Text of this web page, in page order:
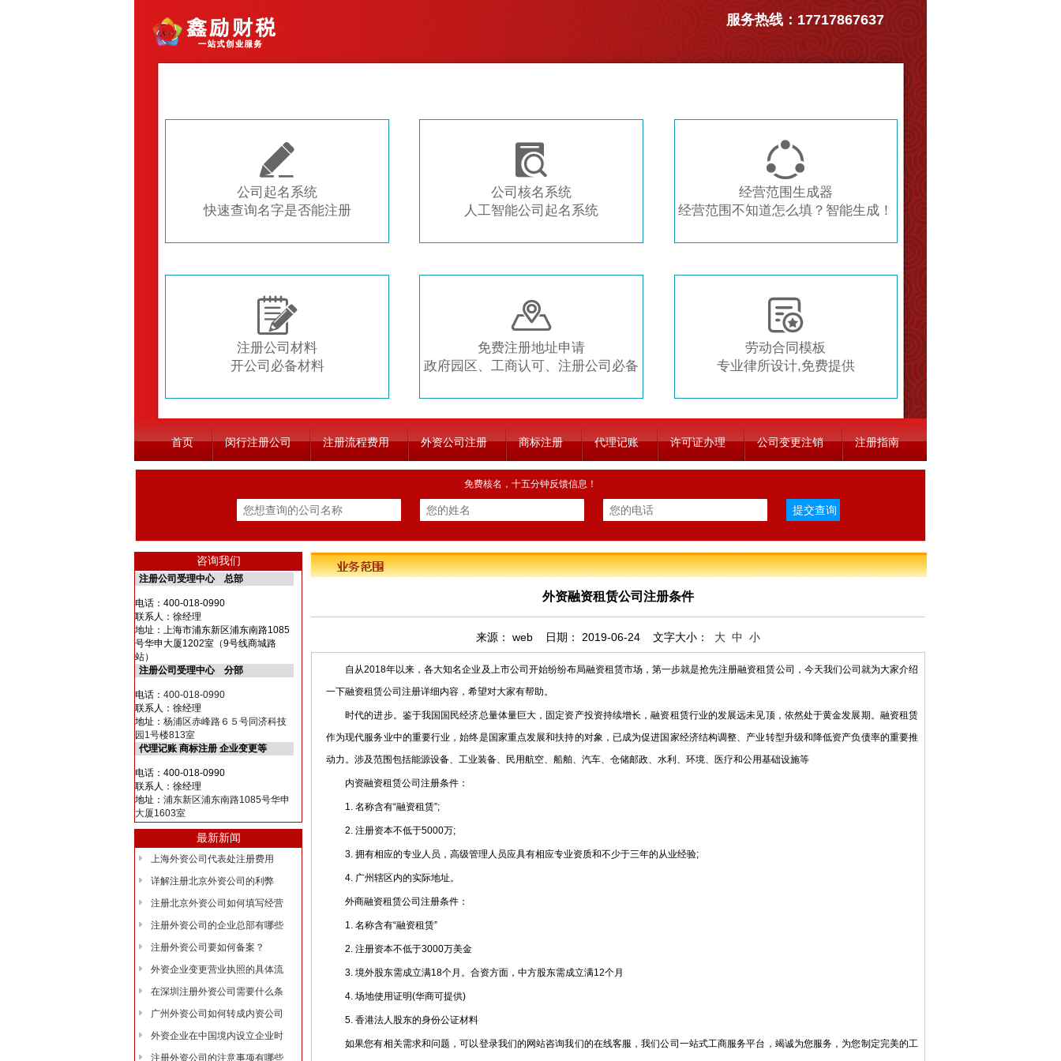

公司起名系统
快速查询名字是否能注册

公司核名系统
人工智能公司起名系统

经营范围生成器
经营范围不知道怎么填？智能生成！

注册公司材料
开公司必备材料

免费注册地址申请
政府园区、工商认可、注册公司必备

劳动合同模板
专业律所设计,免费提供
服务热线：17717867637
首页 闵行注册公司 注册流程费用 外资公司注册 商标注册 代理记账 许可证办理 公司变更注销 注册指南
免费核名，十五分钟反馈信息！
咨询我们
注册公司受理中心 总部
电话： 400-018-0990
联系人：徐经理
地址：上海市浦东新区浦东南路1085
号华申大厦1202室（9号线商城路
站）
注册公司受理中心 分部
电话： 400-018-0990
联系人：徐经理
地址： 杨浦区赤峰路６５号同济科技
园1号楼813室
代理记账 商标注册 企业变更等
电话：400-018-0990
联系人：徐经理
地址： 浦东新区浦东南路1085号华申
大厦1603室
最新新闻
上海外资公司代表处注册费用
详解注册北京外资公司的利弊
注册北京外资公司如何填写经营
注册外资公司的企业总部有哪些
注册外资公司要如何备案？
外资企业变更营业执照的具体流
在深圳注册外资公司需要什么条
广州外资公司如何转成内资公司
外资企业在中国境内设立企业时
注册外资公司的注意事项有哪些
外资融资租赁公司注册条件
来源： web 日期： 2019-06-24 文字大小： 大 中 小
自从2018年以来，各大知名企业及上市公司开始纷纷布局融资租赁市场，第一步就是抢先注册融资租赁公司，今天我们公司就为大家介绍
一下融资租赁公司注册详细内容，希望对大家有帮助。
时代的进步。鉴于我国国民经济总量体量巨大，固定资产投资持续增长，融资租赁行业的发展远未见顶，依然处于黄金发展期。融资租赁
作为现代服务业中的重要行业，始终是国家重点发展和扶持的对象，已成为促进国家经济结构调整、产业转型升级和降低资产负债率的重要推
动力。涉及范围包括能源设备、工业装备、民用航空、船舶、汽车、仓储邮政、水利、环境、医疗和公用基础设施等
内资融资租赁公司注册条件：
1. 名称含有“融资租赁”;
2. 注册资本不低于5000万;
3. 拥有相应的专业人员，高级管理人员应具有相应专业资质和不少于三年的从业经验;
4. 广州辖区内的实际地址。
外商融资租赁公司注册条件：
1. 名称含有“融资租赁”
2. 注册资本不低于3000万美金
3. 境外股东需成立满18个月。合资方面，中方股东需成立满12个月
4. 场地使用证明(华商可提供)
5. 香港法人股东的身份公证材料
如果您有相关需求和问题，可以登录我们的网站咨询我们的在线客服，我们公司一站式工商服务平台，竭诚为您服务，为您制定完美的工